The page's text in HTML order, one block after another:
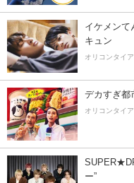
イケメンて
キュン
オリコンタイ
デカすぎ都
オリコンタイ
ー”